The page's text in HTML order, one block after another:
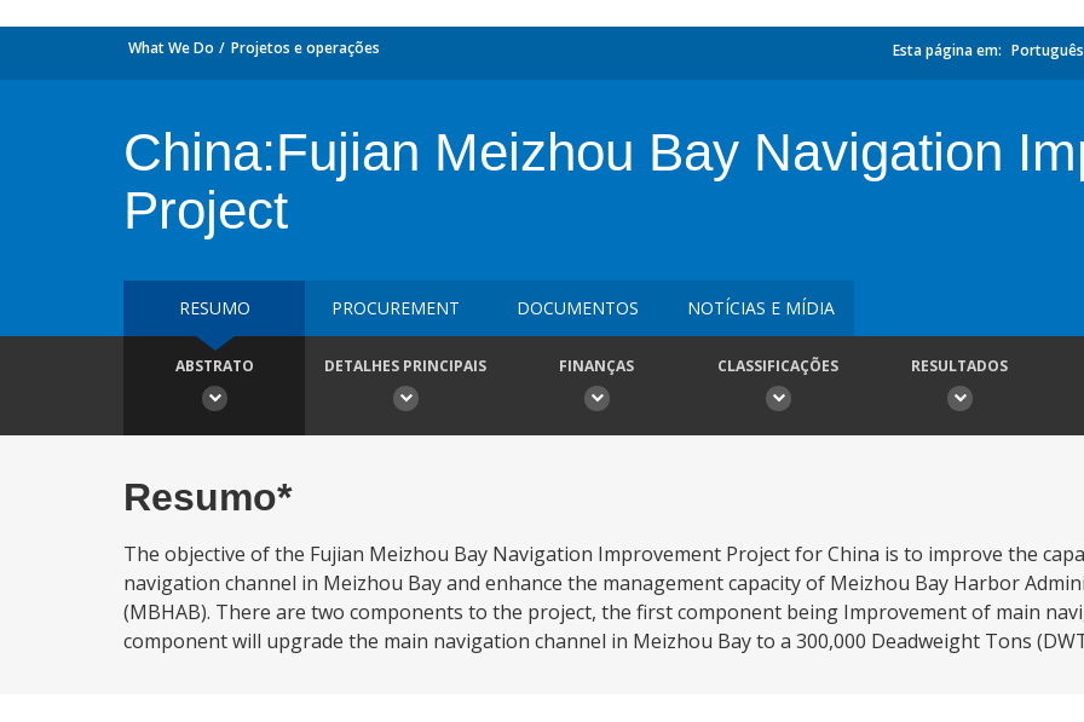
What We Do Projetos e operações Esta página em: Português
China:Fujian Meizhou Bay Navigation
Project
RESUMO PROCUREMENT DOCUMENTOS NOTÍCIAS E MÍDIA
ABSTRATO DETALHES PRINCIPAIS FINANÇAS CLASSIFICAÇÕES RESULTADOS
Resumo*
The objective of the Fujian Meizhou Bay Navigation Improvement Project for China is to improve the
navigation channel in Meizhou Bay and enhance the management capacity of Meizhou Bay Harbor
(MBHAB). There are two components to the project, the first component being Improvement of main
component will upgrade the main navigation channel in Meizhou Bay to a 300,000 Deadweight Tons